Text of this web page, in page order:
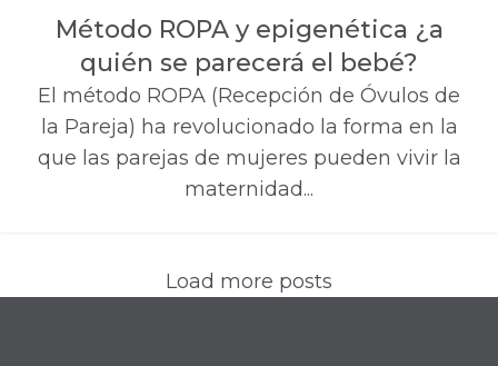
Método ROPA y epigenética ¿a
quién se parecerá el bebé?
El método ROPA (Recepción de Óvulos de
la Pareja) ha revolucionado la forma en la
que las parejas de mujeres pueden vivir la
maternidad...
Load more posts